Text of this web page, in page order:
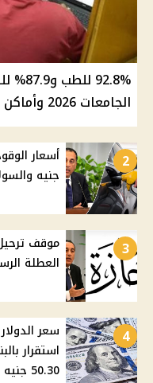
الجامعات 2026 وأماكن المرحلة الثانية
2
جنيه والسولار
3
العطلة
4
استقرار
50.30 جنيه